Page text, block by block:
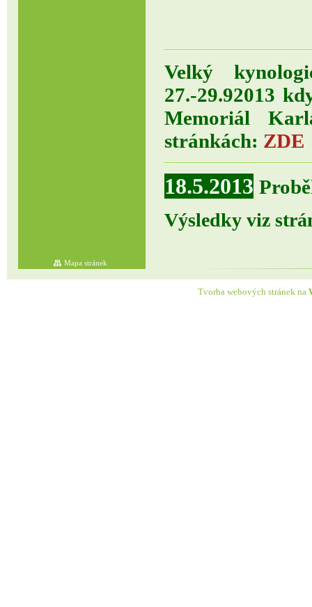
Velký
27.-29.92013
Memoriál
stránkách: ZDE
18.5.2013
Výsledky viz
Mapa stránek
Tvorba webových stránek na